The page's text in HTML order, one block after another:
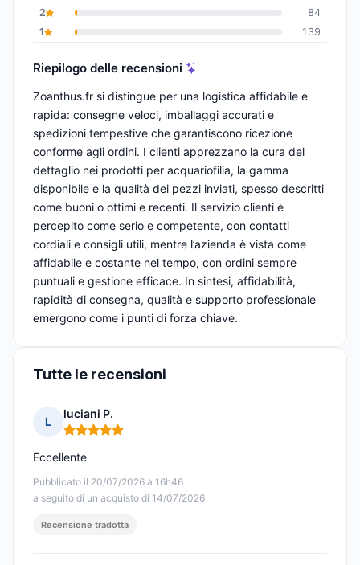
2
84
1
139
Riepilogo delle recensioni
Zoanthus.fr si distingue per una logistica affidabile e
rapida: consegne veloci, imballaggi accurati e
spedizioni tempestive che garantiscono ricezione
conforme agli ordini. I clienti apprezzano la cura del
dettaglio nei prodotti per acquariofilia, la gamma
disponibile e la qualità dei pezzi inviati, spesso descritti
come buoni o ottimi e recenti. Il servizio clienti è
percepito come serio e competente, con contatti
cordiali e consigli utili, mentre l’azienda è vista come
affidabile e costante nel tempo, con ordini sempre
puntuali e gestione efficace. In sintesi, affidabilità,
rapidità di consegna, qualità e supporto professionale
emergono come i punti di forza chiave.
Tutte le recensioni
L
luciani P.
Nota: 5 su 5
Pubblicato il 20/07/2026 à 16h46
a seguito di un acquisto di 14/07/2026
Eccellente
Recensione tradotta